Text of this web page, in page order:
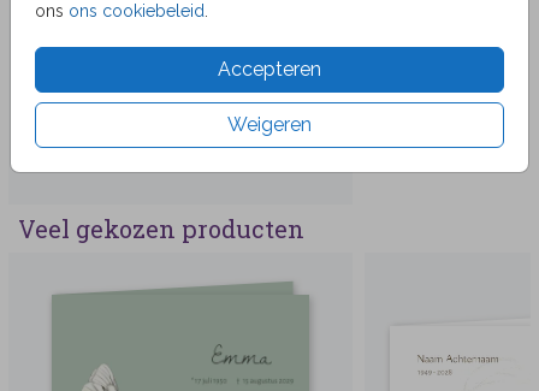
ons ons cookiebeleid
Accepteren
Weigeren
Veel gekozen producten